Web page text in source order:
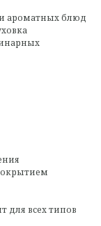
ароматных блюд
для всех типов